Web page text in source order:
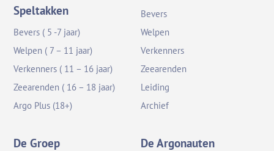
Speltakken
Bevers ( 5 -7 jaar)
Welpen ( 7 – 11 jaar)
Verkenners ( 11 – 16 jaar)
Zeearenden ( 16 – 18 jaar)
Argo Plus (18+)
Bevers
Welpen
Verkenners
Zeearenden
Leiding
Archief
De Groep De Argonauten